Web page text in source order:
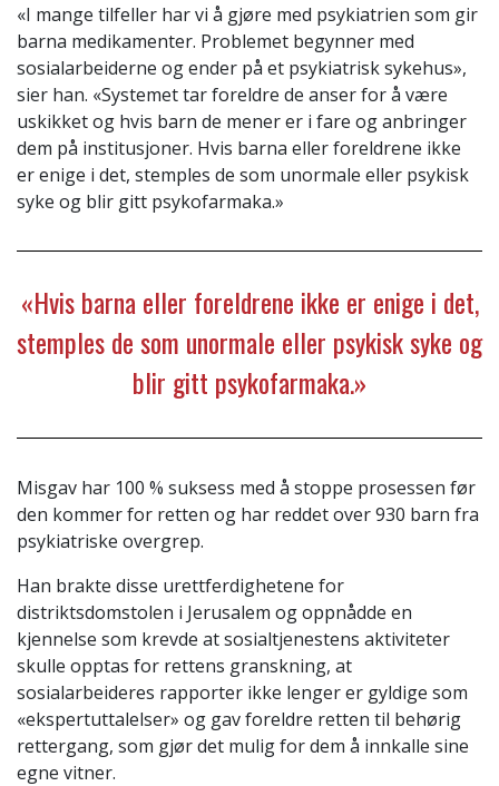
«I mange tilfeller har vi å gjøre med psykiatrien som gir
barna medikamenter. Problemet begynner med
sosialarbeiderne og ender på et psykiatrisk sykehus»,
sier han. «Systemet tar foreldre de anser for å være
uskikket og hvis barn de mener er i fare og anbringer
dem på institusjoner. Hvis barna eller foreldrene ikke
er enige i det, stemples de som unormale eller psykisk
syke og blir gitt psykofarmaka.»
«Hvis barna eller foreldrene ikke er enige i det,
stemples de som unormale eller psykisk syke og
blir gitt psykofarmaka.»
Misgav har 100 % suksess med å stoppe prosessen før
den kommer for retten og har reddet over 930 barn fra
psykiatriske overgrep.
Han brakte disse urettferdighetene for
distriktsdomstolen i Jerusalem og oppnådde en
kjennelse som krevde at sosialtjenestens aktiviteter
skulle opptas for rettens granskning, at
sosialarbeideres rapporter ikke lenger er gyldige som
«ekspertuttalelser» og gav foreldre retten til behørig
rettergang, som gjør det mulig for dem å innkalle sine
egne vitner.